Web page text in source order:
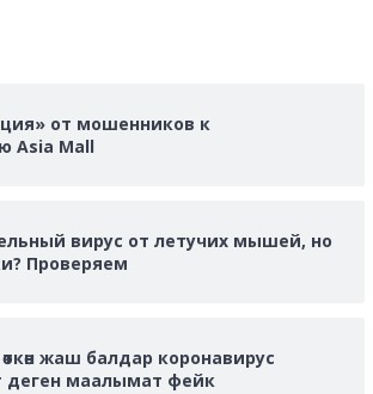
от мошенников к
Asia Mall
вирус от летучих мышей, но
Проверяем
жаш балдар коронавирус
деген маалымат фейк